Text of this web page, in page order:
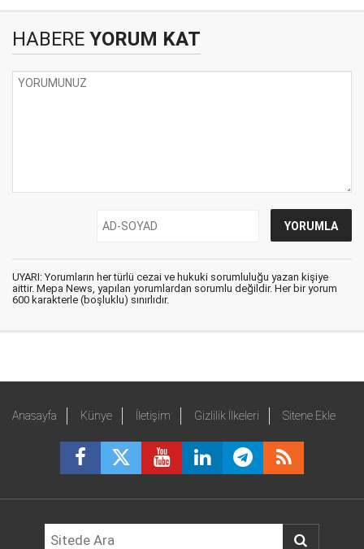
HABERE YORUM KAT
UYARI: Yorumların her türlü cezai ve hukuki sorumluluğu yazan kişiye
aittir. Mepa News, yapılan yorumlardan sorumlu değildir. Her bir yorum
600 karakterle (boşluklu) sınırlıdır.
Anasayfa Künye İletişim Gizlilik İlkeleri Sitene Ekle